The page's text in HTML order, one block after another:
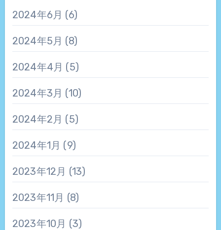
2024年6月 (6)
2024年5月 (8)
2024年4月 (5)
2024年3月 (10)
2024年2月 (5)
2024年1月 (9)
2023年12月 (13)
2023年11月 (8)
2023年10月 (3)